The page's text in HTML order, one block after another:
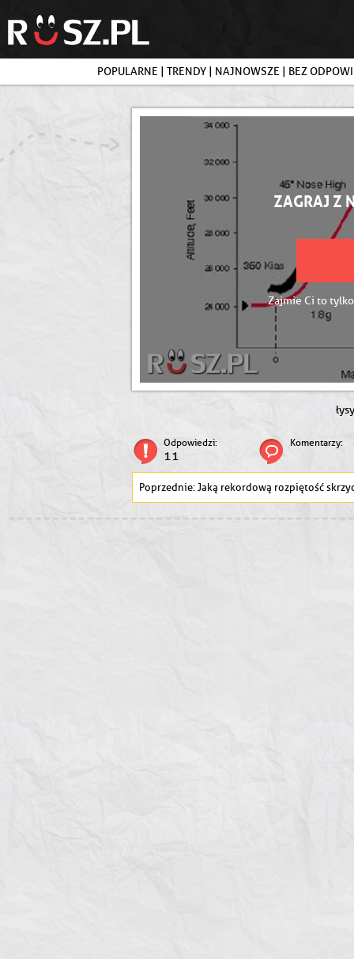
POPULARNE | TRENDY | NAJNOWSZE | BEZ
ZAGRAJ Z
Zajmie Ci to
łysy
Odpowiedzi:
11
Komentarzy:
Jaką rekordową rozpiętość skrzydeł osiągają ćmy